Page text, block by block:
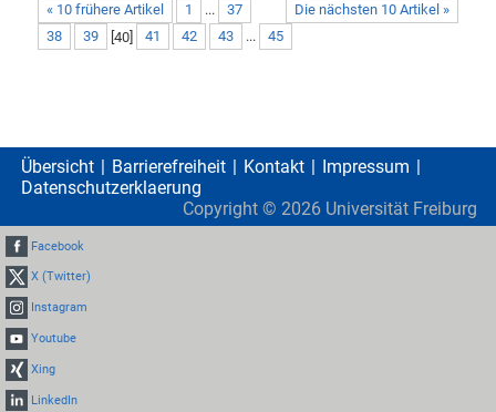
« 10 frühere Artikel Die nächsten 10 Artikel »
1 ...
37
38
39 [40] 41 42 43 ... 45
Übersicht Barrierefreiheit Kontakt
Impressum
Datenschutzerklaerung
Copyright © 2026 Universität Freiburg
Facebook
X (Twitter)
Instagram
Youtube
Xing
LinkedIn